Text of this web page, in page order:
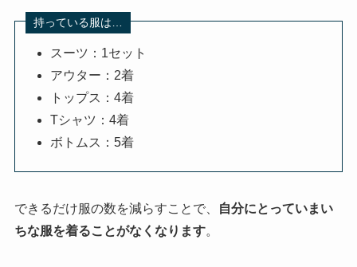
持っている服は…
スーツ：1セット
アウター：2着
トップス：4着
Tシャツ：4着
ボトムス：5着
できるだけ服の数を減らすことで、
自分にとっていまい
ちな服を着ることがなくなります。